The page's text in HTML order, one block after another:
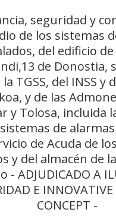
seguridad y
de los sistemas
del edificio
de Donostia,
la TGSS, del INSS y
y de las
y Tolosa, incluida
de alarmas
de Acuda de
y del almacén de
- ADJUDICADO A
E INNOVATIVE
CONCEPT -